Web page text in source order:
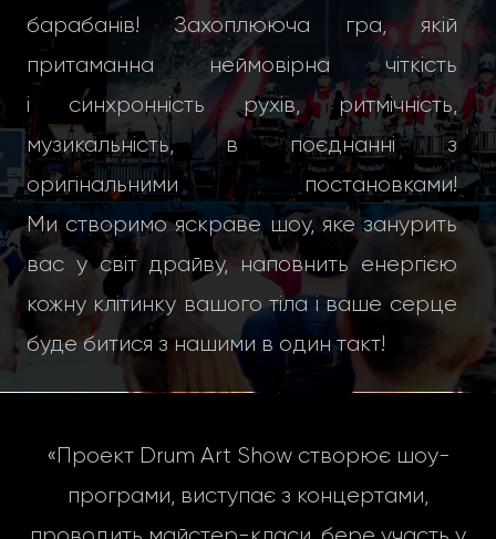
барабанів! Захоплююча гра, якій
притаманна неймовірна чіткість
і синхронність рухів, ритмічність,
музикальність, в поєднанні з
оригінальними постановками!
Ми створимо яскраве шоу, яке занурить
вас у світ драйву, наповнить енергією
кожну клітинку вашого тіла і ваше серце
буде битися з нашими в один такт!
«Проект Drum Art Show створює шоу-
програми, виступає з концертами,